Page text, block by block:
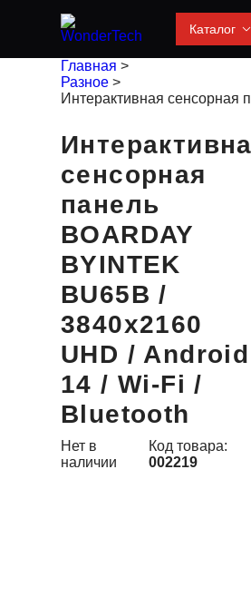
Каталог
Главная >
Разное >
Интерактивная сенсорная
сенсорная
панель
BOARDAY
BYINTEK
BU65B /
3840х2160
UHD / Android
14 / Wi-Fi /
Bluetooth
Нет в
наличии
Код товара:
002219